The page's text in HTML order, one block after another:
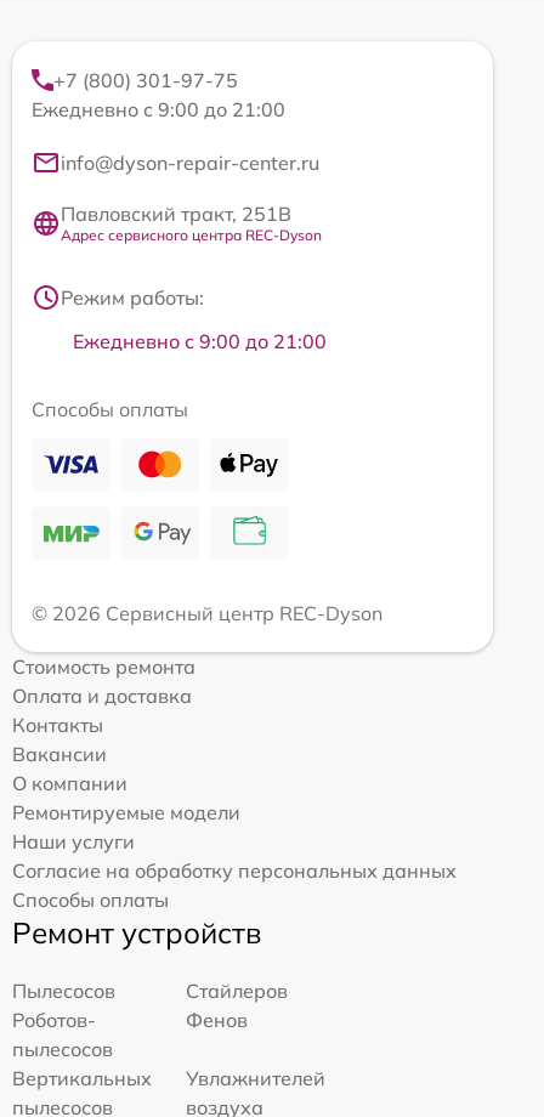
+7 (800) 301-97-75
Ежедневно с 9:00 до 21:00
info@dyson-repair-center.ru
Павловский тракт, 251В
Адрес сервисного центра REC-Dyson
Режим работы:
Ежедневно с 9:00 до 21:00
Способы оплаты
© 2026 Сервисный центр REC-Dyson
Стоимость ремонта
Оплата и доставка
Контакты
Вакансии
О компании
Ремонтируемые модели
Наши услуги
Согласие на обработку персональных данных
Способы оплаты
Ремонт устройств
Пылесосов
Стайлеров
Роботов-
пылесосов
Фенов
Вертикальных
пылесосов
Увлажнителей
воздуха